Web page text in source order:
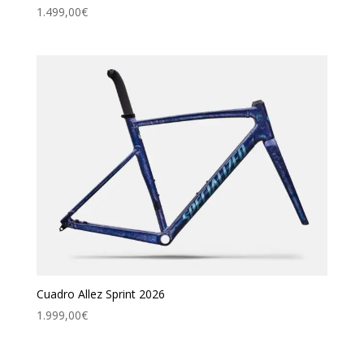
1.499,00€
Cuadro Allez Sprint 2026
1.999,00€